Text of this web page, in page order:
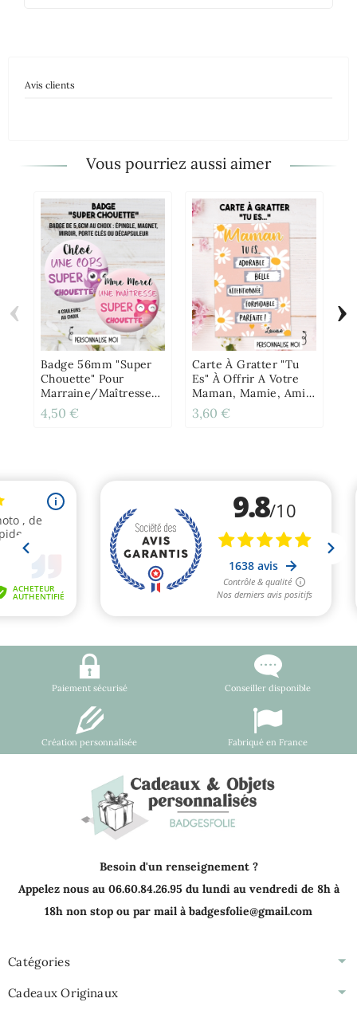
Avis clients
Vous pourriez aussi aimer
Badge 56mm "Super
Chouette" Pour
Marraine/Maîtresse/ATSEM
Etc
4,50 €
Carte À Gratter "Tu
Es" À Offrir A Votre
Maman, Mamie, Amie,
Amoureuse -
Marguerite
3,60 €
‹ ›
Paiement sécurisé Conseiller disponible
Création personnalisée Fabriqué en France
Besoin d'un renseignement ?
Appelez nous au 06.60.84.26.95 du lundi au vendredi de 8h à
18h non stop ou par mail à badgesfolie@gmail.com
Catégories
Cadeaux Originaux